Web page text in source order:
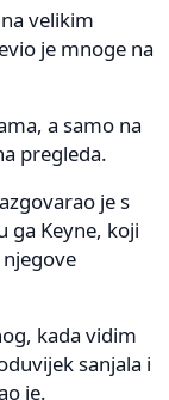
velikim
je mnoge na
a samo na
pregleda.
je s
ga Keyne, koji
kada vidim
sanjala i
je.